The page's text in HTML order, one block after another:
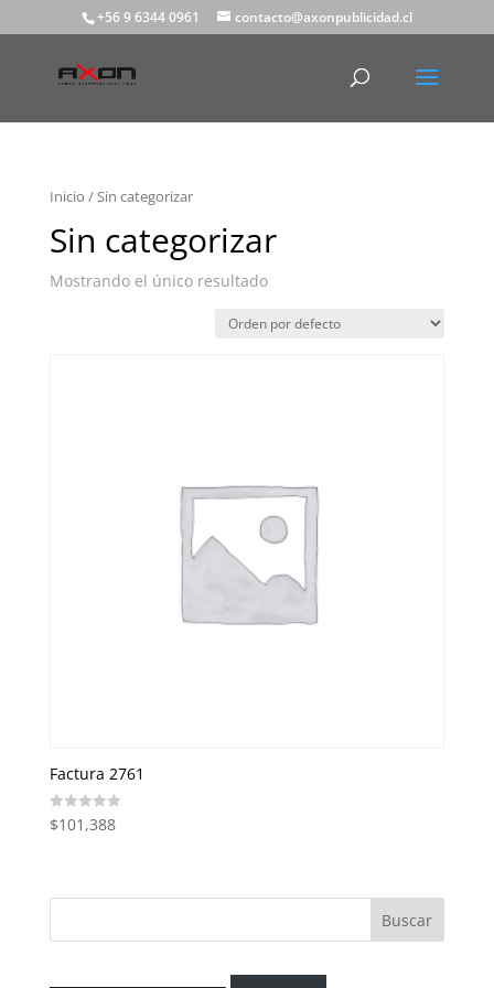
+56 9 6344 0961 contacto@axonpublicidad.cl
Inicio / Sin categorizar
Sin categorizar
Mostrando el único resultado
Factura 2761
Valorado
en
$101,388